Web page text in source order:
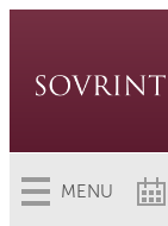
MENU